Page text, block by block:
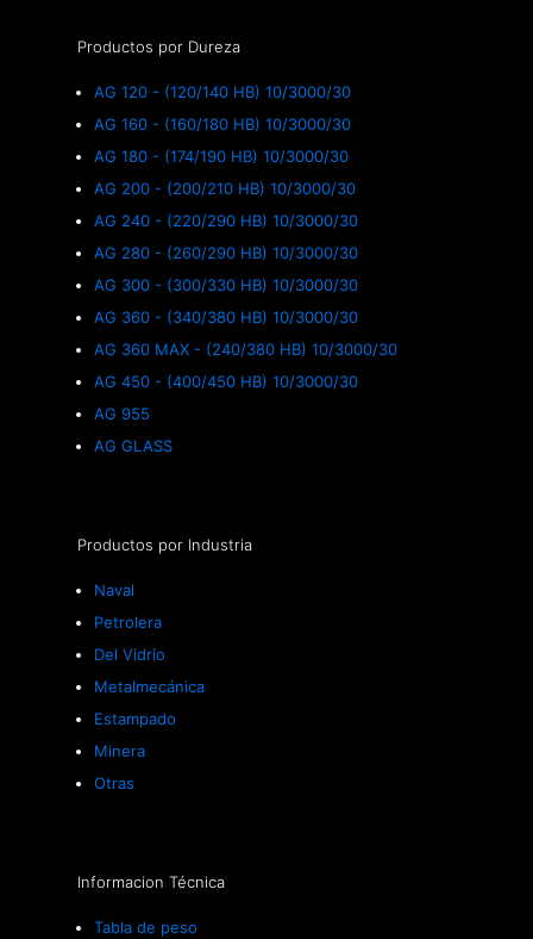
Productos por Dureza
AG 120 - (120/140 HB) 10/3000/30
AG 160 - (160/180 HB) 10/3000/30
AG 180 - (174/190 HB) 10/3000/30
AG 200 - (200/210 HB) 10/3000/30
AG 240 - (220/290 HB) 10/3000/30
AG 280 - (260/290 HB) 10/3000/30
AG 300 - (300/330 HB) 10/3000/30
AG 360 - (340/380 HB) 10/3000/30
AG 360 MAX - (240/380 HB) 10/3000/30
AG 450 - (400/450 HB) 10/3000/30
AG 955
AG GLASS
Productos por Industria
Naval
Petrolera
Del Vidrio
Metalmecánica
Estampado
Minera
Otras
Informacion Técnica
Tabla de peso